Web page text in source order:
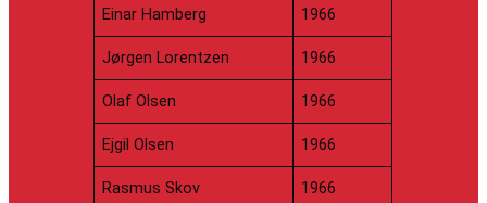
Einar Hamberg 1966
Jørgen Lorentzen 1966
Olaf Olsen 1966
Ejgil Olsen 1966
Rasmus Skov 1966